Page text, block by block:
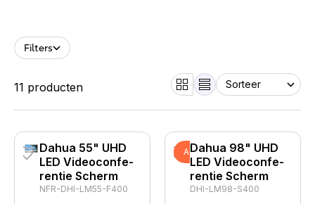
Filters
11 producten
Dahua 55" UHD
LED Videocon­fe­
rentie Scherm
NFR-DHI-LM55-F400
Actie
Dahua 98" UHD
LED Videocon­fe­
rentie Scherm
DHI-LM98-S400